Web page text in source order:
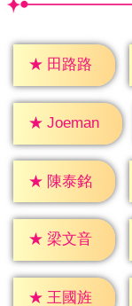
★ 田路路
★ Joeman
★ 陳泰銘
★ 梁文音
★ 王國旌